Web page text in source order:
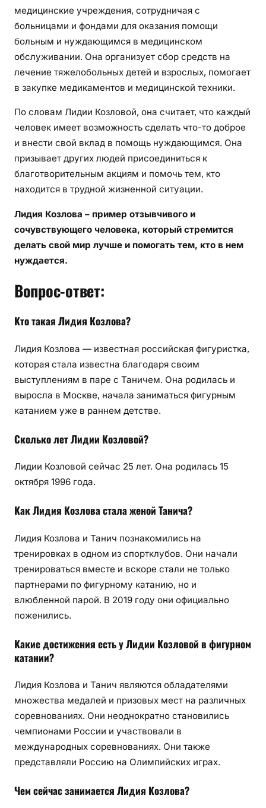
медицинские учреждения, сотрудничая с
больницами и фондами для оказания помощи
больным и нуждающимся в медицинском
обслуживании. Она организует сбор средств на
лечение тяжелобольных детей и взрослых, помогает
в закупке медикаментов и медицинской техники.
По словам Лидии Козловой, она считает, что каждый
человек имеет возможность сделать что-то доброе
и внести свой вклад в помощь нуждающимся. Она
призывает других людей присоединиться к
благотворительным акциям и помочь тем, кто
находится в трудной жизненной ситуации.
Лидия Козлова – пример отзывчивого и
сочувствующего человека, который стремится
делать свой мир лучше и помогать тем, кто в нем
нуждается.
Вопрос-ответ:
Кто такая Лидия Козлова?
Лидия Козлова — известная российская фигуристка,
которая стала известна благодаря своим
выступлениям в паре с Таничем. Она родилась и
выросла в Москве, начала заниматься фигурным
катанием уже в раннем детстве.
Сколько лет Лидии Козловой?
Лидии Козловой сейчас 25 лет. Она родилась 15
октября 1996 года.
Как Лидия Козлова стала женой Танича?
Лидия Козлова и Танич познакомились на
тренировках в одном из спортклубов. Они начали
тренироваться вместе и вскоре стали не только
партнерами по фигурному катанию, но и
влюбленной парой. В 2019 году они официально
поженились.
Какие достижения есть у Лидии Козловой в фигурном
катании?
Лидия Козлова и Танич являются обладателями
множества медалей и призовых мест на различных
соревнованиях. Они неоднократно становились
чемпионами России и участвовали в
международных соревнованиях. Они также
представляли Россию на Олимпийских играх.
Чем сейчас занимается Лидия Козлова?